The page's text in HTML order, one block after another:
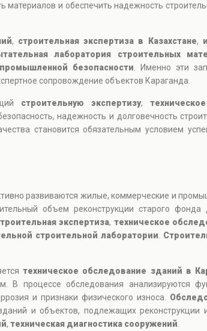
материалов и обеспечить надежность
, строительная экспертиза в Казахстане,
лаборатория строительных
безопасности . Именно эти
сопровождение объектов Караганда.
строительную экспертизу,
надежность и долговечность
становится обязательным условием
развиваются жилые, коммерческие и
объем реконструкции старого фонда
экспертиза, техническое
строительной лаборатории
техническое обследование зданий в
В процессе обследования анализируются
и признаки физического износа.
и объектов, подлежащих реконструкции
, техническая диагностика сооружений